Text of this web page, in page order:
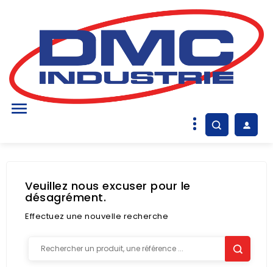

Veuillez nous excuser pour le
désagrément.
Effectuez une nouvelle recherche